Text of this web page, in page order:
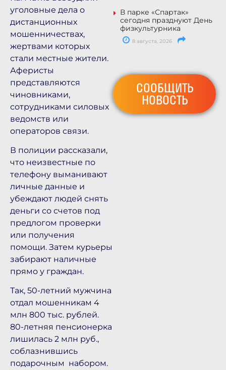
уголовные дела о
дистанционных
мошенничествах,
жертвами которых
стали местные жители.
Аферисты
представляются
чиновниками,
сотрудниками силовых
ведомств или
операторов связи.
В полиции рассказали,
что неизвестные по
телефону выманивают
личные данные и
убеждают людей снять
деньги со счетов под
предлогом проверки
или получения
помощи. Затем курьеры
забирают наличные
прямо у граждан.
Так, 50-летний мужчина
отдал мошенникам 4
млн 800 тыс. рублей.
80-летняя пенсионерка
лишилась 2 млн руб.,
соблазнившись
подарочным набором.
В парке «Спартак»
сегодня празднуют День
физкультурника
8 августа, 2026
СООБЩИТЬ
НОВОСТЬ